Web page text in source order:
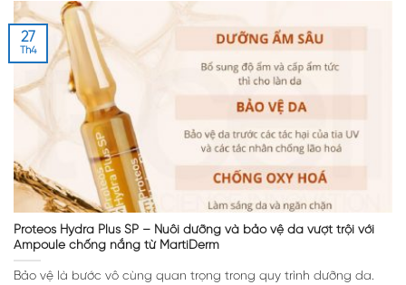
Proteos Hydra Plus SP – Nuôi dưỡng và bảo vệ da vượt trội với
Ampoule chống nắng từ MartiDerm
Bảo vệ là bước vô cùng quan trọng trong quy trình dưỡng da.
27
Th4